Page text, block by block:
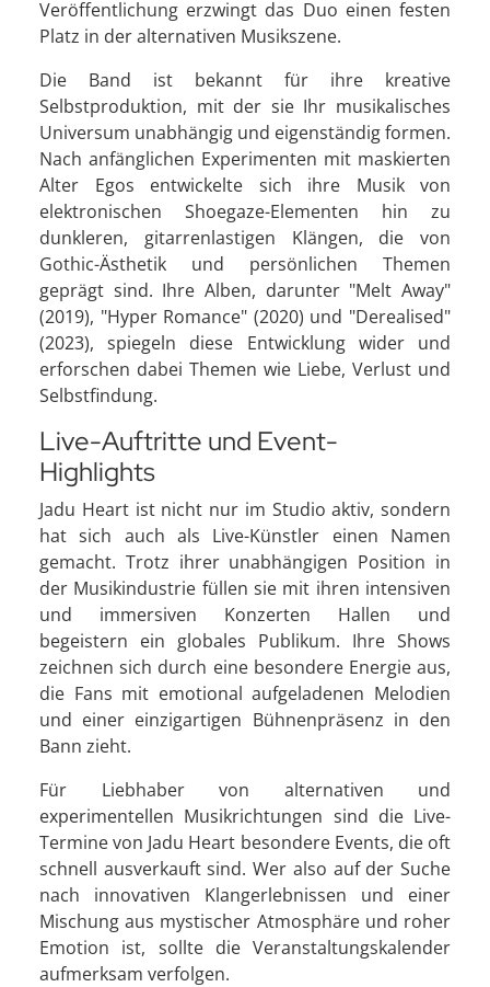
Veröffentlichung erzwingt das Duo einen festen
Platz in der alternativen Musikszene.
Die Band ist bekannt für ihre kreative
Selbstproduktion, mit der sie Ihr musikalisches
Universum unabhängig und eigenständig formen.
Nach anfänglichen Experimenten mit maskierten
Alter Egos entwickelte sich ihre Musik von
elektronischen Shoegaze-Elementen hin zu
dunkleren, gitarrenlastigen Klängen, die von
Gothic-Ästhetik und persönlichen Themen
geprägt sind. Ihre Alben, darunter "Melt Away"
(2019), "Hyper Romance" (2020) und "Derealised"
(2023), spiegeln diese Entwicklung wider und
erforschen dabei Themen wie Liebe, Verlust und
Selbstfindung.
Live-Auftritte und Event-
Highlights
Jadu Heart ist nicht nur im Studio aktiv, sondern
hat sich auch als Live-Künstler einen Namen
gemacht. Trotz ihrer unabhängigen Position in
der Musikindustrie füllen sie mit ihren intensiven
und immersiven Konzerten Hallen und
begeistern ein globales Publikum. Ihre Shows
zeichnen sich durch eine besondere Energie aus,
die Fans mit emotional aufgeladenen Melodien
und einer einzigartigen Bühnenpräsenz in den
Bann zieht.
Für Liebhaber von alternativen und
experimentellen Musikrichtungen sind die Live-
Termine von Jadu Heart besondere Events, die oft
schnell ausverkauft sind. Wer also auf der Suche
nach innovativen Klangerlebnissen und einer
Mischung aus mystischer Atmosphäre und roher
Emotion ist, sollte die Veranstaltungskalender
aufmerksam verfolgen.